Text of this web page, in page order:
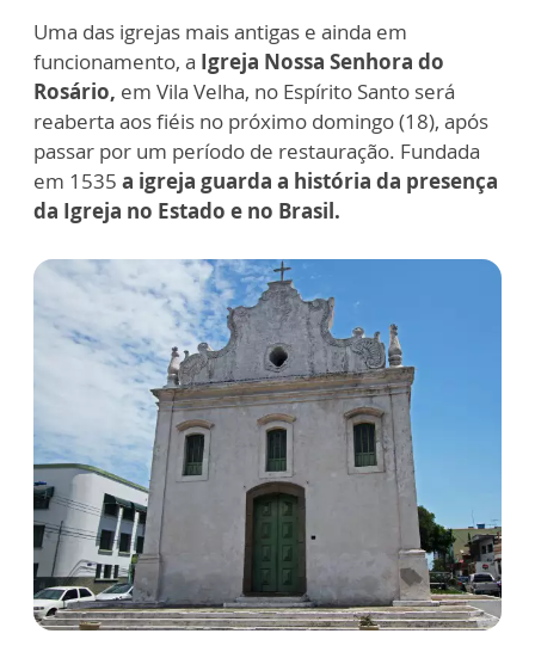
Uma das igrejas mais antigas e ainda em
funcionamento, a Igreja Nossa Senhora do
Rosário, em Vila Velha, no Espírito Santo será
reaberta aos fiéis no próximo domingo (18), após
passar por um período de restauração. Fundada
em 1535 a igreja guarda a história da presença
da Igreja no Estado e no Brasil.